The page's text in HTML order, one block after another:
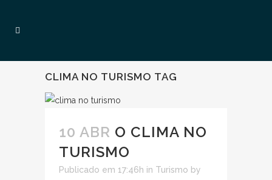
CLIMA NO TURISMO TAG
10 ABR O CLIMA NO
TURISMO
Publicado em 17:46h in Turismo by